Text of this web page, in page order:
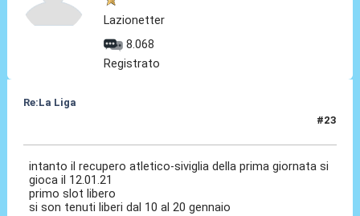
Lazionetter
8.068
Registrato
Re:La Liga
#23
intanto il recupero atletico-siviglia della prima giornata si
gioca il 12.01.21
primo slot libero
si son tenuti liberi dal 10 al 20 gennaio